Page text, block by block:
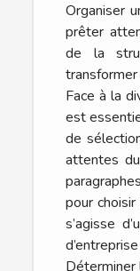
Organiser
prêter
de la
Face à la
est
de
attentes
pour
s’agisse
Déterminer